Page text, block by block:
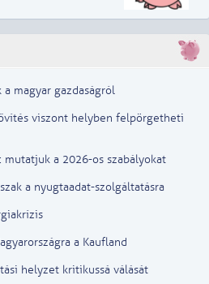
magyar gazdaságról
viszont helyben felpörgetheti
a 2026-os szabályokat
a nyugtaadat-szolgáltatásra
a Kaufland
helyzet kritikussá válását